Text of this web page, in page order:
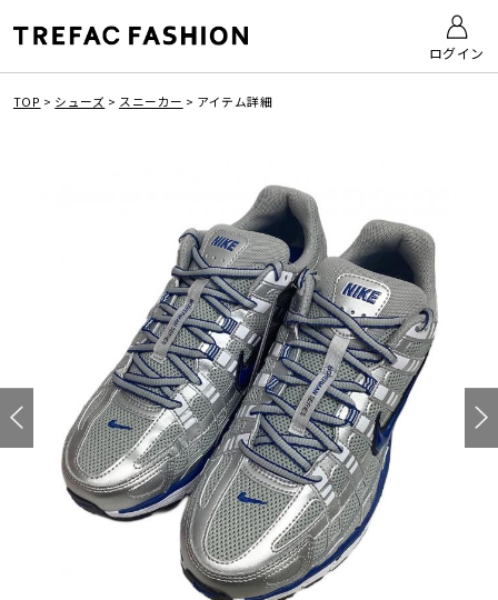
ログイン
TOP > シューズ > スニーカー > アイテム詳細